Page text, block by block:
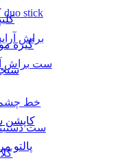
کانسیلر و کانتور دو طرفه duo stick
براش
ست براش
خط چشم
ست
گیره
کاپشن
پالتو